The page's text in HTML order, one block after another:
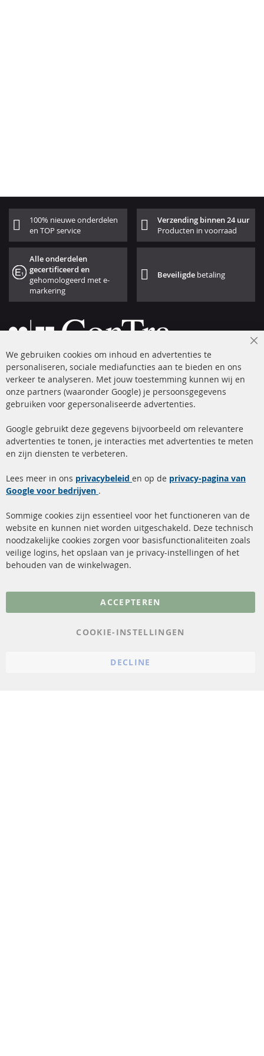
100% nieuwe onderdelen
en TOP service
Verzending binnen 24 uur
Producten in voorraad
Alle onderdelen
gecertificeerd en
gehomologeerd met e-
markering
Beveiligde betaling
+49 (0) 4533 799 00 0
ma-do: 09-17 u, vr Fr 09-16 u
info@contra-automotive.de
facebook
instagram
Snelle links
Roetfilter reiniging
Katalysator (KAT)
sensoren
FAQ
Kundenservice
Verzendingskosten
Contact
Annuleer contract
Gegevensbescherming
We gebruiken cookies om inhoud en advertenties te
personaliseren, sociale mediafuncties aan te bieden en ons
verkeer te analyseren. Met jouw toestemming kunnen wij en
onze partners (waaronder Google) je persoonsgegevens
gebruiken voor gepersonaliseerde advertenties.
Google gebruikt deze gegevens bijvoorbeeld om relevantere
advertenties te tonen, je interacties met advertenties te meten
en zijn diensten te verbeteren.
Lees meer in ons privacybeleid en op de privacy-pagina van
Google voor bedrijven .
Sommige cookies zijn essentieel voor het functioneren van de
website en kunnen niet worden uitgeschakeld. Deze technisch
noodzakelijke cookies zorgen voor basisfunctionaliteiten zoals
veilige logins, het opslaan van je privacy-instellingen of het
behouden van de winkelwagen.
ACCEPTEREN
COOKIE-INSTELLINGEN
DECLINE